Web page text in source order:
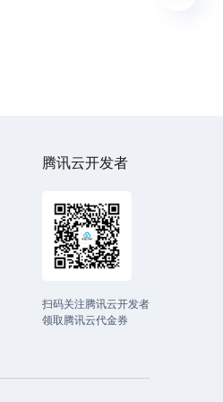
腾讯云开发者
扫码关注腾讯云开发者
领取腾讯云代金券